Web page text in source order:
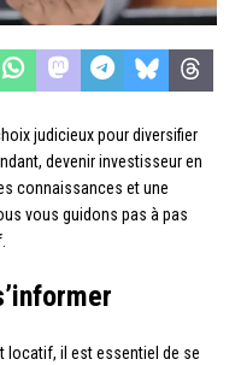
judicieux pour diversifier
devenir investisseur en
connaissances et une
vous guidons pas à pas
locatif, il est essentiel de se